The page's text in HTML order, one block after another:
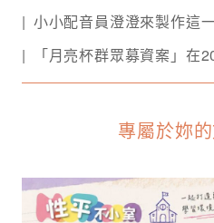
小小配音員澄澄來製作這
「月亮杯群眾募資案」在
專屬於妳